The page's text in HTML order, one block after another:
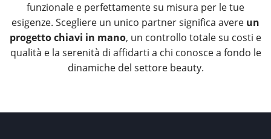
funzionale e perfettamente su misura per le tue
esigenze. Scegliere un unico partner significa avere un
progetto chiavi in mano, un controllo totale su costi e
qualità e la serenità di affidarti a chi conosce a fondo le
dinamiche del settore beauty.